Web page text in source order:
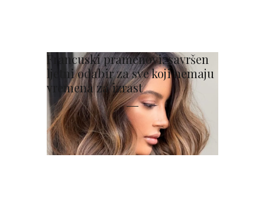
Francuski pramenovi: savršen
ljetni odabir za sve koji nemaju
vremena za izrast